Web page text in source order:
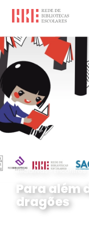
Iniciativas >Encontros
Para além
dragões